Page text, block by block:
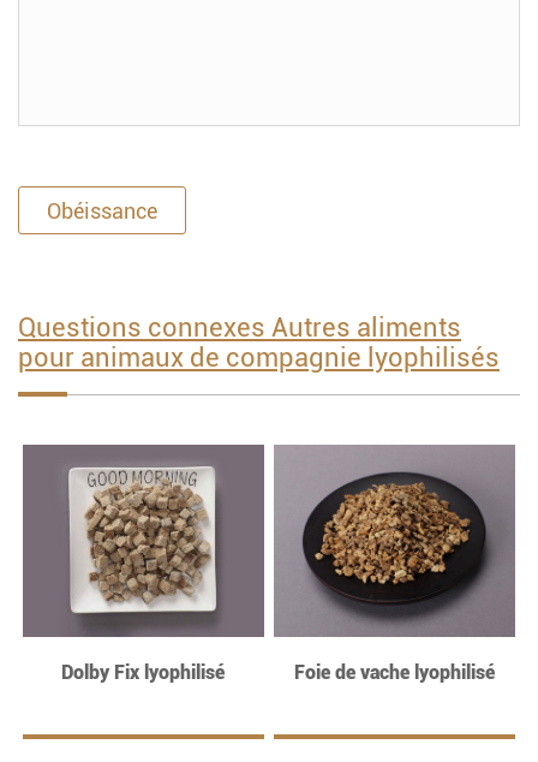
Obéissance
Questions connexes Autres aliments
pour animaux de compagnie lyophilisés
Dolby Fix lyophilisé Foie de vache lyophilisé